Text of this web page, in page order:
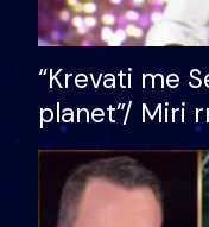
“Krevati me
planet”/ Miri
bukura në
mungojë